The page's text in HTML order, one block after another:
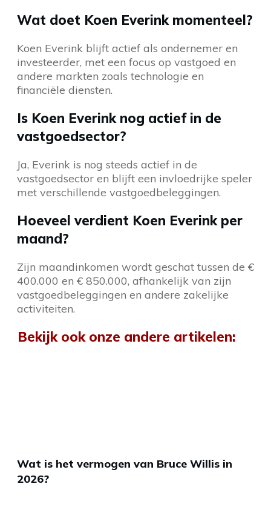
Wat doet Koen Everink momenteel?
Koen Everink blijft actief als ondernemer en
investeerder, met een focus op vastgoed en
andere markten zoals technologie en
financiële diensten.
Is Koen Everink nog actief in de
vastgoedsector?
Ja, Everink is nog steeds actief in de
vastgoedsector en blijft een invloedrijke speler
met verschillende vastgoedbeleggingen.
Hoeveel verdient Koen Everink per
maand?
Zijn maandinkomen wordt geschat tussen de €
400.000 en € 850.000, afhankelijk van zijn
vastgoedbeleggingen en andere zakelijke
activiteiten.
Bekijk ook onze andere artikelen:
Wat is het vermogen van Bruce Willis in
2026?